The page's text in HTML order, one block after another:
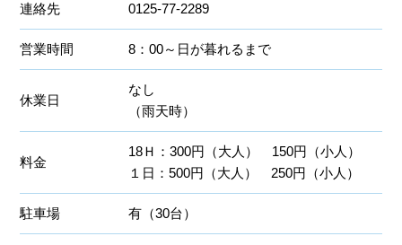
連絡先 0125-77-2289
営業時間 8：00～日が暮れるまで
休業日
なし
（雨天時）
料金
18Ｈ：300円（大人） 150円（小人）
１日：500円（大人） 250円（小人）
駐車場 有（30台）